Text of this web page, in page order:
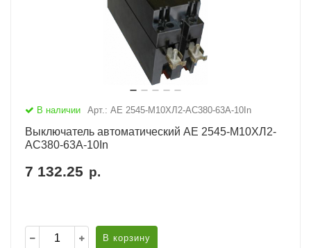
В наличии Арт.: АЕ 2545-М10ХЛ2-AC380-63А-10In
Выключатель автоматический АЕ 2545-М10ХЛ2-
AC380-63А-10In
7 132.25 р.
В корзину